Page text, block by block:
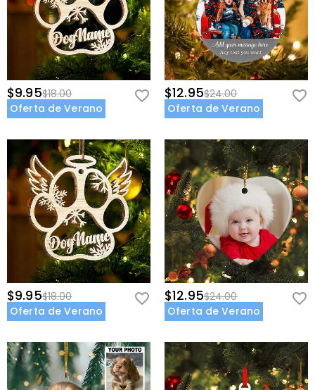
$9.95$18.00
Oferta de Verano
$12.95$24.00
Oferta de Verano
$9.95$18.00
Oferta de Verano
$12.95$24.00
Oferta de Verano